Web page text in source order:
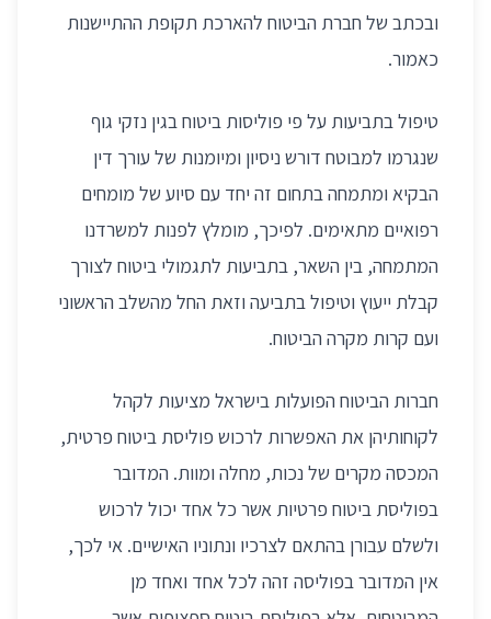
ובכתב של חברת הביטוח להארכת תקופת ההתיישנות
כאמור.
טיפול בתביעות על פי פוליסות ביטוח בגין נזקי גוף
שנגרמו למבוטח דורש ניסיון ומיומנות של עורך דין
הבקיא ומתמחה בתחום זה יחד עם סיוע של מומחים
רפואיים מתאימים. לפיכך, מומלץ לפנות למשרדנו
המתמחה, בין השאר, בתביעות לתגמולי ביטוח לצורך
קבלת ייעוץ וטיפול בתביעה וזאת החל מהשלב הראשוני
ועם קרות מקרה הביטוח.
חברות הביטוח הפועלות בישראל מציעות לקהל
לקוחותיהן את האפשרות לרכוש פוליסת ביטוח פרטית,
המכסה מקרים של נכות, מחלה ומוות. המדובר
בפוליסת ביטוח פרטיות אשר כל אחד יכול לרכוש
ולשלם עבורן בהתאם לצרכיו ונתוניו האישיים. אי לכך,
אין המדובר בפוליסה זהה לכל אחד ואחד מן